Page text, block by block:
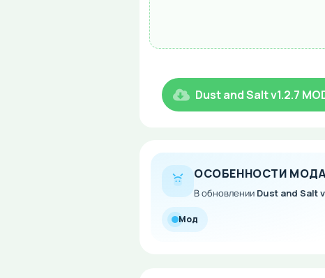
Dust and Salt v1.2.7
ОСОБЕННОСТИ МОДА
В обновлении Dust and Salt
Мод